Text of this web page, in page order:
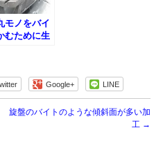
モノをバイ
むために生
Google+ LINE
旋盤のバイトのような傾斜面が多い加
工 →